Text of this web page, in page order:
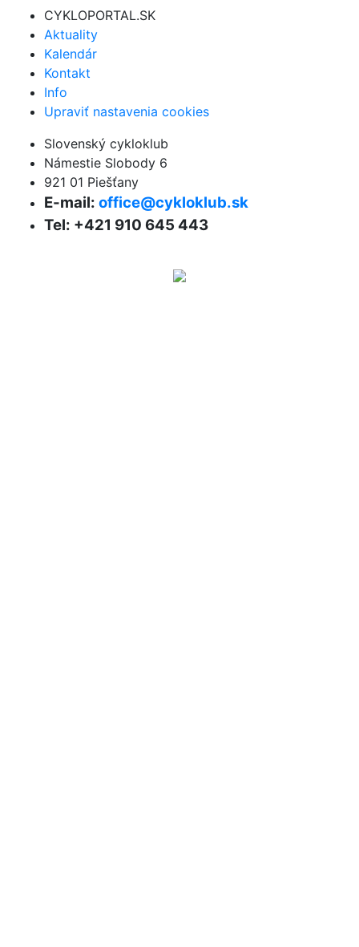
CYKLOPORTAL.SK
Aktuality
Kalendár
Kontakt
Info
Upraviť nastavenia cookies
Slovenský cykloklub
Námestie Slobody 6
921 01 Piešťany
E-mail: office@cykloklub.sk
Tel: +421 910 645 443